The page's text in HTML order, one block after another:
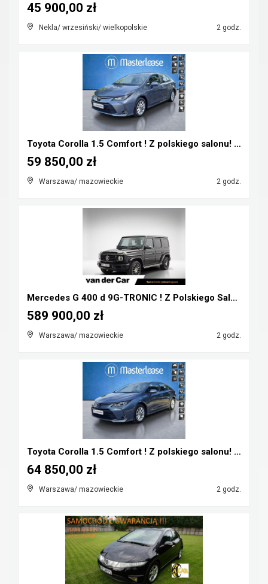
Nekla/ wrzesiński/ wielkopolskie 2 godz.
45 900,00 zł
Toyota Corolla 1.5 Comfort ! Z polskiego salonu! Z...
Warszawa/ mazowieckie 2 godz.
59 850,00 zł
Mercedes G 400 d 9G-TRONIC ! Z Polskiego Salonu ! ...
Warszawa/ mazowieckie 2 godz.
589 900,00 zł
Toyota Corolla 1.5 Comfort ! Z polskiego salonu! Z...
Warszawa/ mazowieckie 2 godz.
64 850,00 zł